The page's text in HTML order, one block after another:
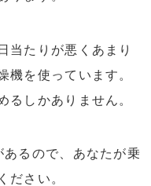
当たりが悪くあまり
機を使っています。
るしかありません。
るので、あなたが乗
ださい。